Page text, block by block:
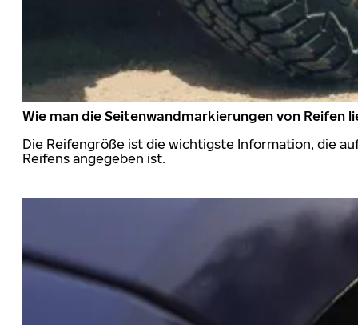
Wie man die Seitenwandmarkierungen von Reifen
Die Reifengröße ist die wichtigste Information, die
Reifens angegeben ist.